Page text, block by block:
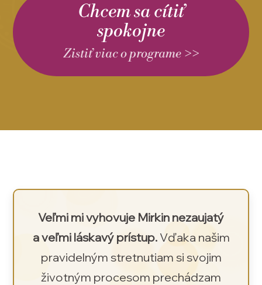
Chcem sa cítiť
spokojne
Zistiť viac o programe >>
Veľmi mi vyhovuje Mirkin nezaujatý
a veľmi láskavý prístup.Vďaka našim
pravidelným stretnutiam si svojim
životným procesom prechádzam